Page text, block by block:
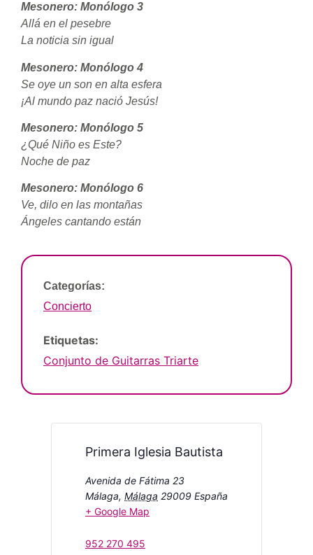
Mesonero: Monólogo 3
Allá en el pesebre
La noticia sin igual
Mesonero: Monólogo 4
Se oye un son en alta esfera
¡Al mundo paz nació Jesús!
Mesonero: Monólogo 5
¿Qué Niño es Este?
Noche de paz
Mesonero: Monólogo 6
Ve, dilo en las montañas
Ángeles cantando están
Categorías:
Concierto
Etiquetas:
Conjunto de Guitarras Triarte
Primera Iglesia Bautista
Avenida de Fátima 23
Málaga, Málaga 29009 España
+ Google Map
952 270 495